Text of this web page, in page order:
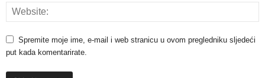
Spremite moje ime, e-mail i web stranicu u ovom pregledniku sljedeći
put kada komentarirate.